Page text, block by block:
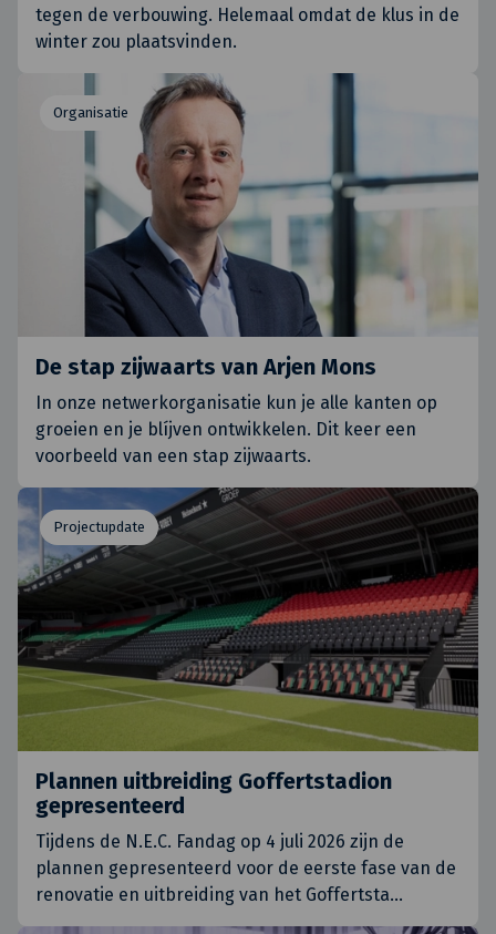
tegen de verbouwing. Helemaal omdat de klus in de
winter zou plaatsvinden.
Organisatie
De stap zijwaarts van Arjen Mons
In onze netwerkorganisatie kun je alle kanten op
groeien en je blíjven ontwikkelen. Dit keer een
voorbeeld van een stap zijwaarts.
Projectupdate
Plannen uitbreiding Goffertstadion
gepresenteerd
Tijdens de N.E.C. Fandag op 4 juli 2026 zijn de
plannen gepresenteerd voor de eerste fase van de
renovatie en uitbreiding van het Goffertsta…